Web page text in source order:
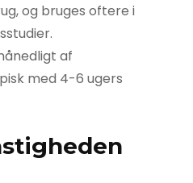
og bruges oftere i
af
med 4-6 ugers